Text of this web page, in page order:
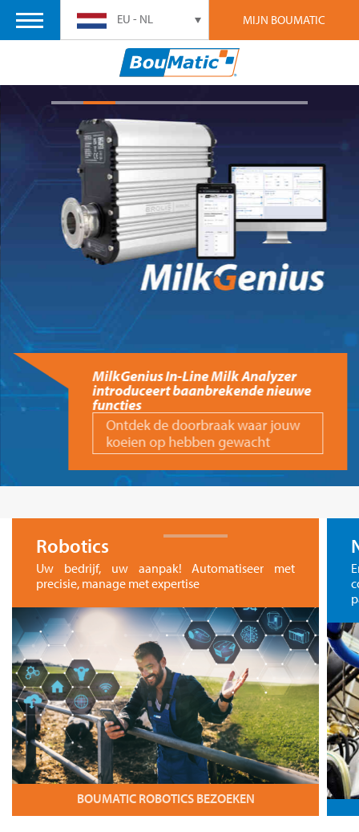
MIJN BOUMATIC
EU - NL
MilkGenius In-Line Milk Analyzer
introduceert baanbrekende nieuwe
functies
Ontdek de doorbraak waar jouw
koeien op hebben gewacht
Robotics
Uw bedrijf, uw aanpak! Automatiseer met
precisie, manage met expertise
BOUMATIC ROBOTICS BEZOEKEN